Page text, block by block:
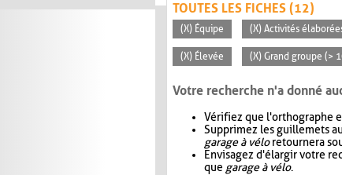
TOUTES LES FICHES (12)
(X) Équipe (X) Activités
(X) Élevée (X) Grand groupe (>
Votre recherche n'a donné
Vérifiez que l'orthographe
Supprimez les guillemets
garage à véloretournera
Envisagez d'élargir votre
que garage à vélo.